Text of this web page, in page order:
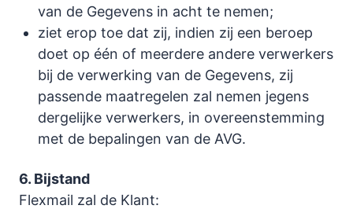
van de Gegevens in acht te nemen;
ziet erop toe dat zij, indien zij een beroep
doet op één of meerdere andere verwerkers
bij de verwerking van de Gegevens, zij
passende maatregelen zal nemen jegens
dergelijke verwerkers, in overeenstemming
met de bepalingen van de AVG.
6. Bijstand
Flexmail zal de Klant: